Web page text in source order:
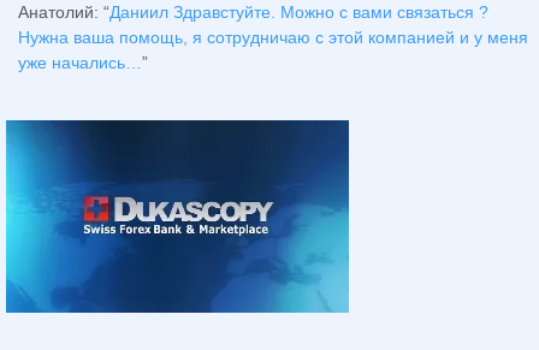
Анатолий: “Даниил Здравстуйте. Можно с вами связаться ?
Нужна ваша помощь, я сотрудничаю с этой компанией и у меня
уже начались… ”